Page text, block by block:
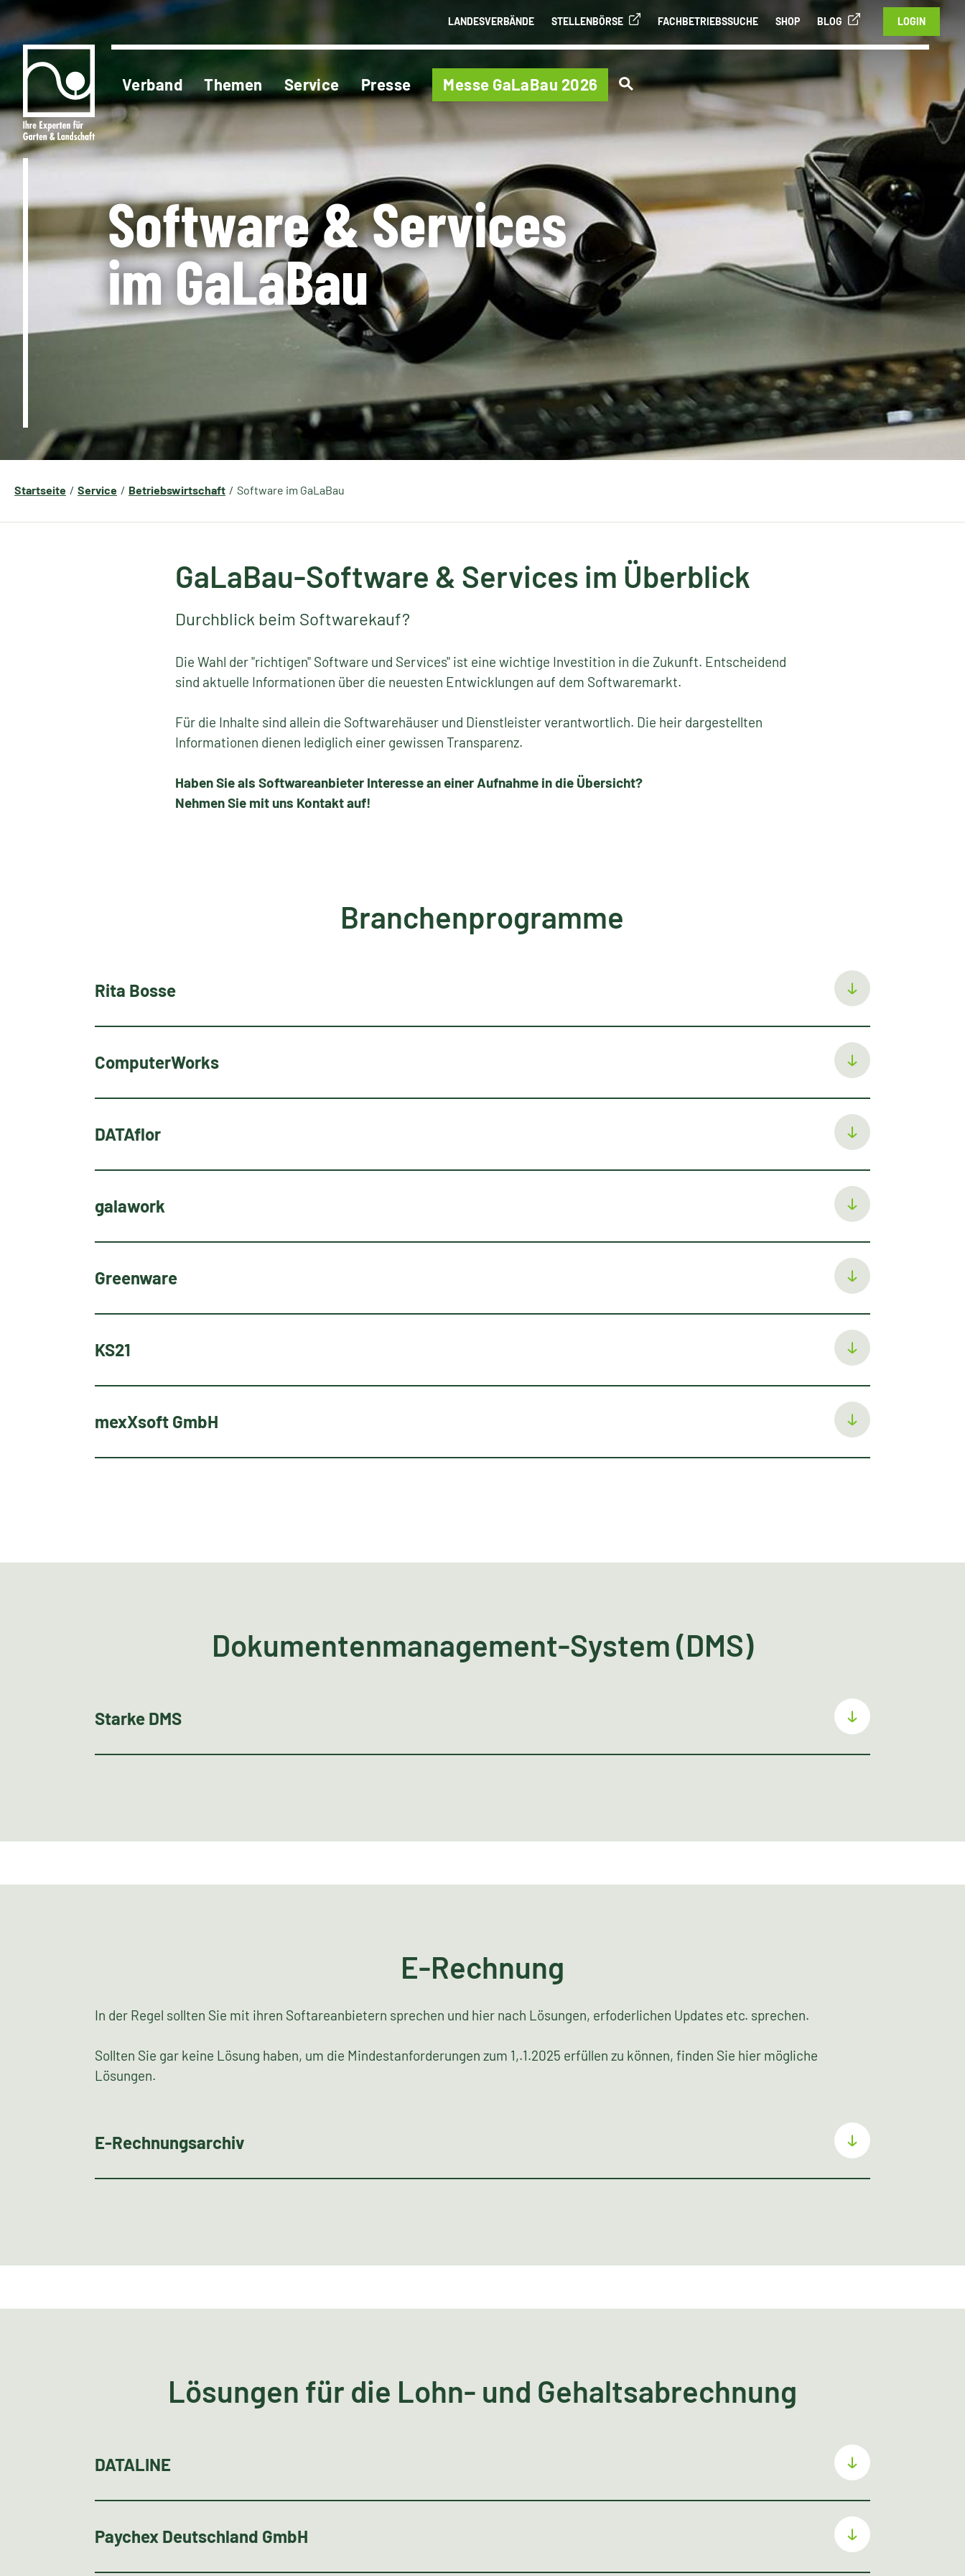
LANDESVERBÄNDE STELLENBÖRSE FACHBETRIEBSSUCHE SHOP BLOG LOGIN
Verband Themen Service Presse Messe GaLaBau 2026
Software & Services
im GaLaBau
Startseite Service Betriebswirtschaft Software im GaLaBau
GaLaBau-Software & Services im Überblick
Durchblick beim Softwarekauf?
Die Wahl der "richtigen" Software und Services" ist eine wichtige Investition in die Zukunft. Entscheidend
sind aktuelle Informationen über die neuesten Entwicklungen auf dem Softwaremarkt.
Für die Inhalte sind allein die Softwarehäuser und Dienstleister verantwortlich. Die heir dargestellten
Informationen dienen lediglich einer gewissen Transparenz.
Haben Sie als Softwareanbieter Interesse an einer Aufnahme in die Übersicht?
Nehmen Sie mit uns Kontakt auf!
Branchenprogramme
Rita Bosse
ComputerWorks
DATAflor
galawork
Greenware
KS21
mexXsoft GmbH
Dokumentenmanagement-System (DMS)
Starke DMS
E-Rechnung
In der Regel sollten Sie mit ihren Softareanbietern sprechen und hier nach Lösungen, erfoderlichen Updates etc. sprechen.
Sollten Sie gar keine Lösung haben, um die Mindestanforderungen zum 1,.1.2025 erfüllen zu können, finden Sie hier mögliche
Lösungen.
E-Rechnungsarchiv
Lösungen für die Lohn- und Gehaltsabrechnung
DATALINE
Paychex Deutschland GmbH